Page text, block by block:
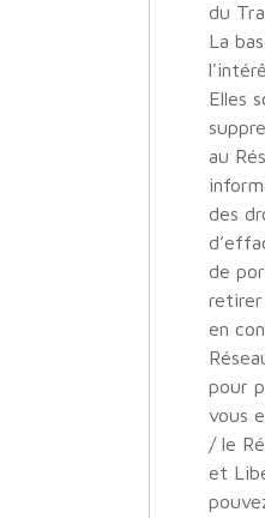
du
La
Elles
au
des
de
en
pour
vous
/ le
et